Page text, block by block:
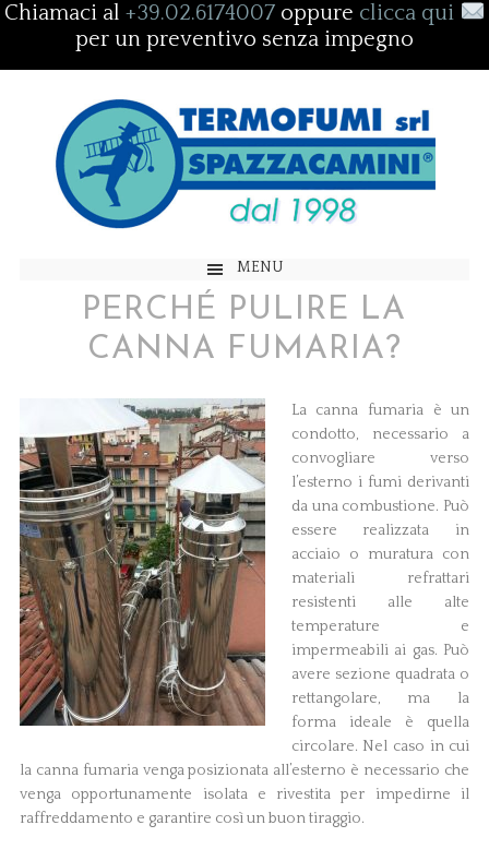
Chiamaci al+39.02.6174007 oppure clicca qui
per un preventivo senza impegno
MENU
PERCHÉ PULIRE LA
CANNA FUMARIA?
La canna fumaria è un
condotto, necessario a
convogliare verso
l’esterno i fumi derivanti
da una combustione. Può
essere realizzata in
acciaio o muratura con
materiali refrattari
resistenti alle alte
temperature e
impermeabili ai gas. Può
avere sezione quadrata o
rettangolare, ma la
forma ideale è quella
circolare. Nel caso in cui
la canna fumaria venga posizionata all’esterno è necessario che
venga opportunamente isolata e rivestita per impedirne il
raffreddamento e garantire così un buon tiraggio.